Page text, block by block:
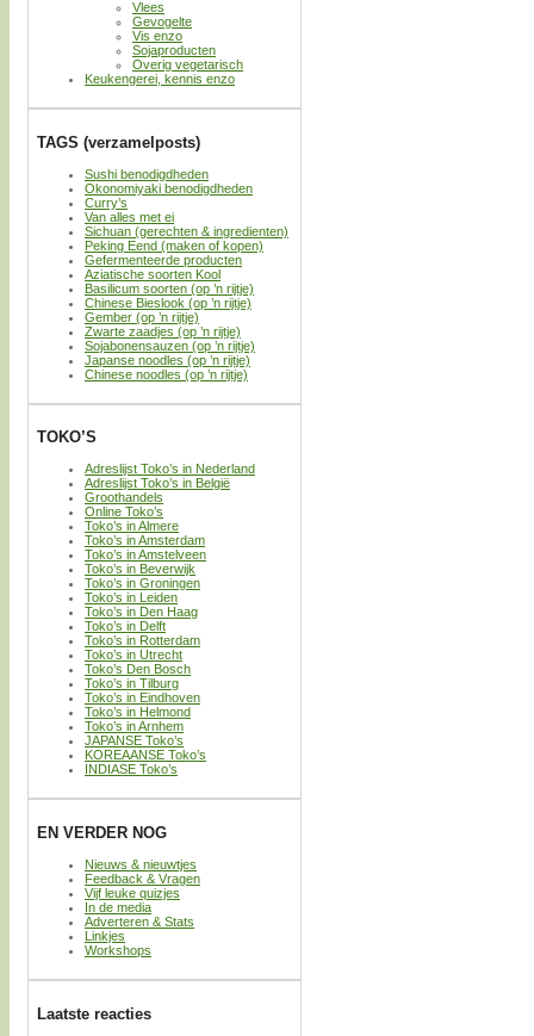
Vlees
Gevogelte
Vis enzo
Sojaproducten
Overig vegetarisch
Keukengerei, kennis enzo
TAGS (verzamelposts)
Sushi benodigdheden
Okonomiyaki benodigdheden
Curry’s
Van alles met ei
Sichuan (gerechten & ingredienten)
Peking Eend (maken of kopen)
Gefermenteerde producten
Aziatische soorten Kool
Basilicum soorten (op ’n rijtje)
Chinese Bieslook (op ’n rijtje)
Gember (op ’n rijtje)
Zwarte zaadjes (op ’n rijtje)
Sojabonensauzen (op ’n rijtje)
Japanse noodles (op ’n rijtje)
Chinese noodles (op ’n rijtje)
TOKO’S
Adreslijst Toko’s in Nederland
Adreslijst Toko’s in België
Groothandels
Online Toko’s
Toko’s in Almere
Toko’s in Amsterdam
Toko’s in Amstelveen
Toko’s in Beverwijk
Toko’s in Groningen
Toko’s in Leiden
Toko’s in Den Haag
Toko’s in Delft
Toko’s in Rotterdam
Toko’s in Utrecht
Toko’s Den Bosch
Toko’s in Tilburg
Toko’s in Eindhoven
Toko’s in Helmond
Toko’s in Arnhem
JAPANSE Toko’s
KOREAANSE Toko’s
INDIASE Toko’s
EN VERDER NOG
Nieuws & nieuwtjes
Feedback & Vragen
Vijf leuke quizjes
In de media
Adverteren & Stats
Linkjes
Workshops
Laatste reacties